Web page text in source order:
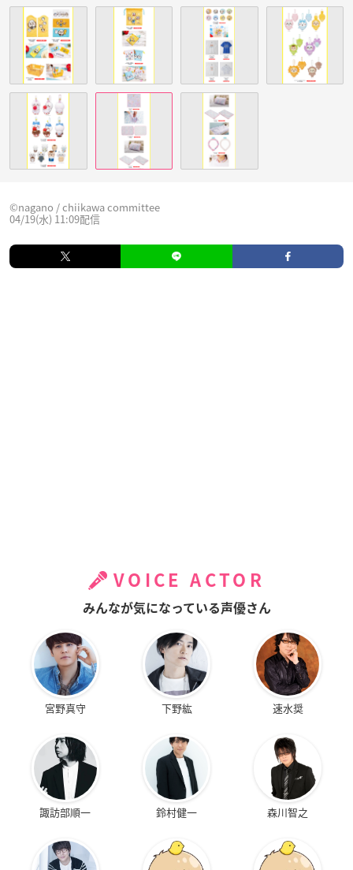
©nagano / chiikawa committee
04/19(水) 11:09配信
VOICE ACTOR
みんなが気になっている声優さん
宮野真守 下野紘 速水奨
諏訪部順一 鈴村健一 森川智之